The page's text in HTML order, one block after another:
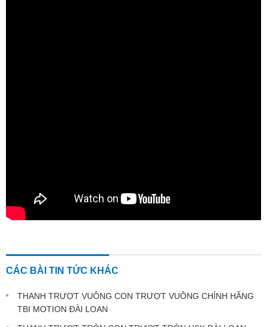
CÁC BÀI TIN TỨC KHÁC
THANH TRƯỢT VUÔNG CON TRƯỢT VUÔNG CHÍNH HÃNG
TBI MOTION ĐÀI LOAN